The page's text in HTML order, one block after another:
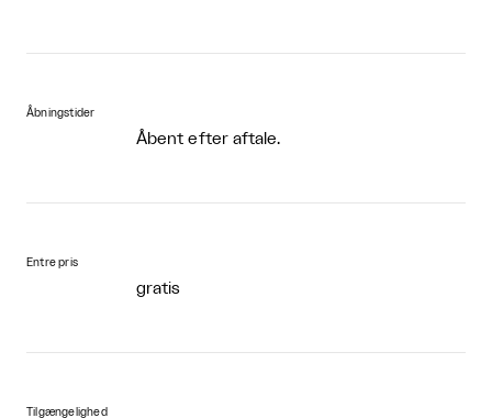
Åbningstider
Åbent efter aftale.
Entre pris
gratis
Tilgængelighed